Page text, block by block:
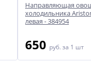
Направляющая
холодильника
левая - 384954
650 руб. за 1 шт